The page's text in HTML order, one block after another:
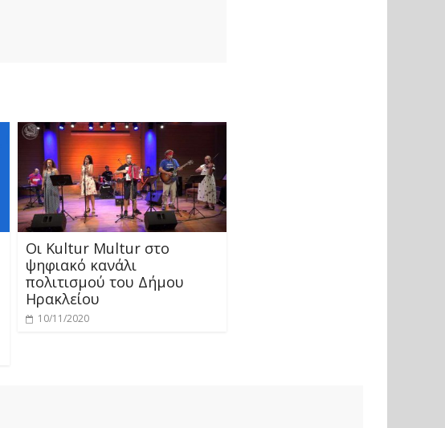
Οι Kultur Multur στο
ψηφιακό κανάλι
πολιτισμού του Δήμου
Ηρακλείου
10/11/2020